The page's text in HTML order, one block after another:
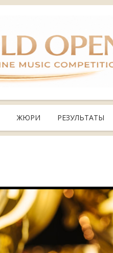
ЖЮРИ РЕЗУЛЬТАТЫ